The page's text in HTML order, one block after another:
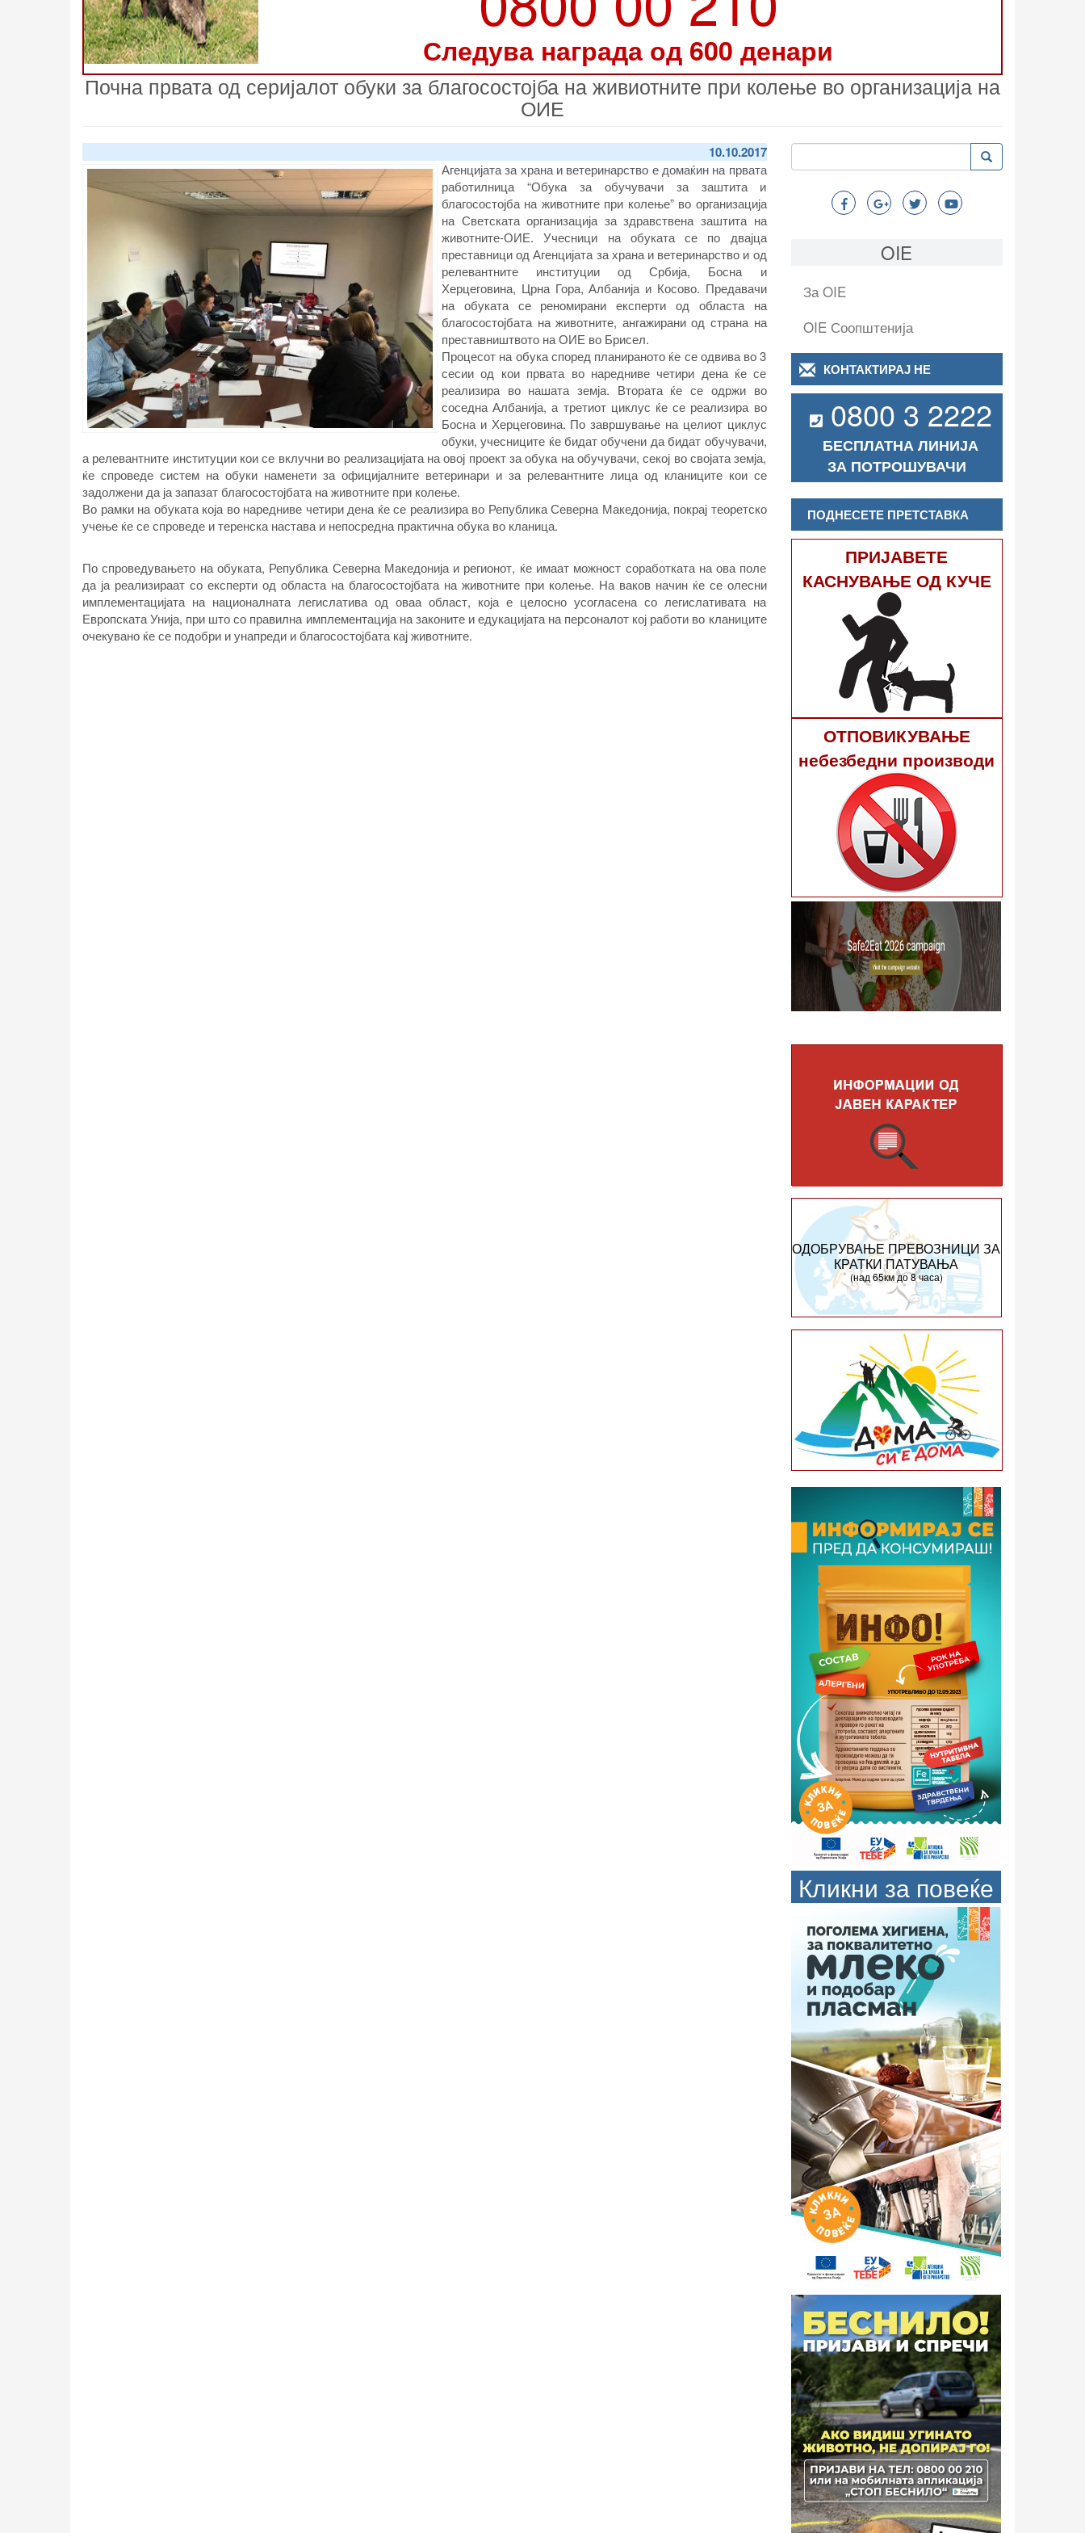
Следува награда од 600 денари
Почна првата од серијалот обуки за благосостојба на живиотните при колење во организација на
ОИЕ
10.10.2017
Агенцијата за храна и ветеринарство е домаќин на првата
работилница “Обука за обучувачи за заштита и
благосостојба на животните при колење” во организација
на Светската организација за здравствена заштита на
животните-ОИЕ. Учесници на обуката се по двајца
преставници од Агенцијата за храна и ветеринарство и од
релевантните институции од Србија, Босна и
Херцеговина, Црна Гора, Албанија и Косово. Предавачи
на обуката се реномирани експерти од областа на
благосостојбата на животните, ангажирани од страна на
преставништвото на ОИЕ во Брисел.
Процесот на обука според планираното ќе се одвива во 3
сесии од кои првата во наредниве четири дена ќе се
реализира во нашата земја. Втората ќе се одржи во
соседна Албанија, а третиот циклус ќе се реализира во
Босна и Херцеговина. По завршување на целиот циклус
обуки, учесниците ќе бидат обучени да бидат обучувачи,
а релевантните институции кои се вклучни во реализацијата на овој проект за обука на обучувачи, секој во својата земја,
ќе спроведе систем на обуки наменети за официјалните ветеринари и за релевантните лица од кланиците кои се
задолжени да ја запазат благосостојбата на животните при колење.
Во рамки на обуката која во наредниве четири дена ќе се реализира во Република Северна Македонија, покрај теоретско
учење ќе се спроведе и теренска настава и непосредна практична обука во кланица.
По спроведувањето на обуката, Република Северна Македонија и регионот, ќе имаат можност соработката на ова поле
да ја реализираат со експерти од областа на благосостојбата на животните при колење. На ваков начин ќе се олесни
имплементацијата на националната легислатива од оваа област, која е целосно усогласена со легислативата на
Европската Унија, при што со правилна имплементација на законите и едукацијата на персоналот кој работи во кланиците
очекувано ќе се подобри и унапреди и благосостојбата кај животните.
Search
Пребарување Пребарување
OIE
За OIE
OIE Соопштенија
КОНТАКТИРАЈ НЕ
0800 3 2222
БЕСПЛАТНА ЛИНИЈА
ЗА ПОТРОШУВАЧИ
ПОДНЕСЕТЕ ПРЕТСТАВКА
ПРИЈАВЕТЕ
КАСНУВАЊЕ ОД КУЧЕ
ОТПОВИКУВАЊЕ
небезбедни производи
ОДОБРУВАЊЕ ПРЕВОЗНИЦИ ЗА
КРАТКИ ПАТУВАЊА
(над 65км до 8 часа)
Кликни за повеќе